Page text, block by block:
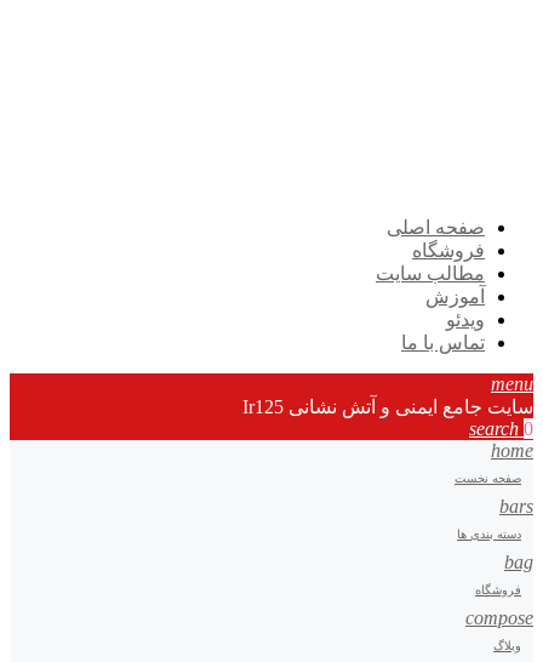
صفحه اصلی
فروشگاه
مطالب سایت
آموزش
ویدئو
تماس با ما
menu
سایت جامع ایمنی و آتش نشانی Ir125
search 0
home
صفحه نخست
bars
دسته بندی ها
bag
فروشگاه
compose
وبلاگ